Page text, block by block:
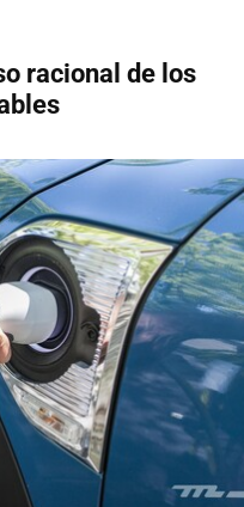
racional de los